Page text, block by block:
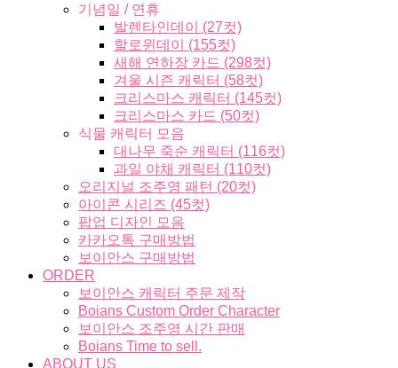
기념일 / 연휴
발렌타인데이 (27컷)
할로윈데이 (155컷)
새해 연하장 카드 (298컷)
겨울 시즌 캐릭터 (58컷)
크리스마스 캐릭터 (145컷)
크리스마스 카드 (50컷)
식물 캐릭터 모음
대나무 죽순 캐릭터 (116컷)
과일 야채 캐릭터 (110컷)
오리지널 조주영 패턴 (20컷)
아이콘 시리즈 (45컷)
팝업 디자인 모음
카카오톡 구매방법
보이안스 구매방법
ORDER
보이안스 캐릭터 주문 제작
Boians Custom Order Character
보이안스 조주영 시간 판매
Boians Time to sell.
ABOUT US